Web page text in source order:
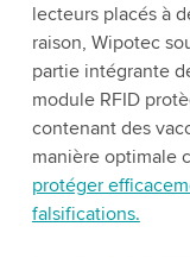
lecteurs placés à
raison, Wipotec
partie intégrante
module RFID
contenant des
manière optimale
protéger
falsifications.